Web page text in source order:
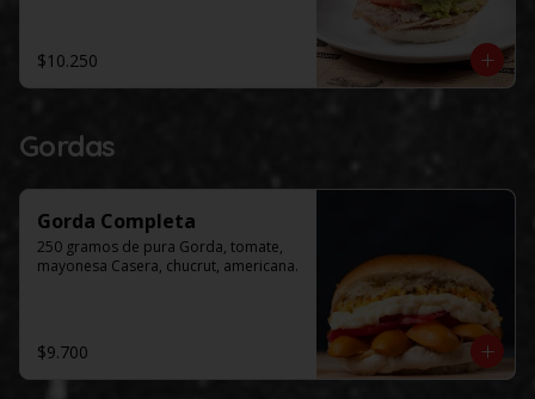
$10.250
Gordas
Gorda Completa
250 gramos de pura Gorda, tomate,
mayonesa Casera, chucrut, americana.
$9.700